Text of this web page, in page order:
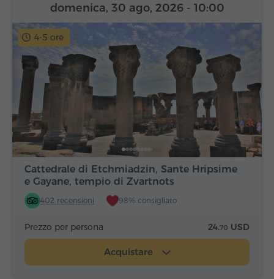
4-5 ore
Cattedrale di Etchmiadzin, Sante Hripsime
e Gayane, tempio di Zvartnots
402 recensioni 98% consigliato
domenica, 30 ago, 2026 - 10:00
Prezzo per persona 24.70 USD
Acquistare